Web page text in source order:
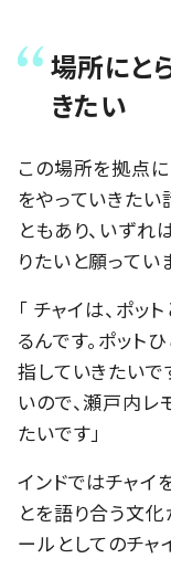
場所にと
きたい
この場所を拠点
をやっていきたい
ともあり、いず
りたいと願ってい
「 チャイは、ポ
るんです。ポット
指していきたい
いので、瀬戸内
たいです」
インドではチャイ
とを語り合う文化
ールとしてのチャ